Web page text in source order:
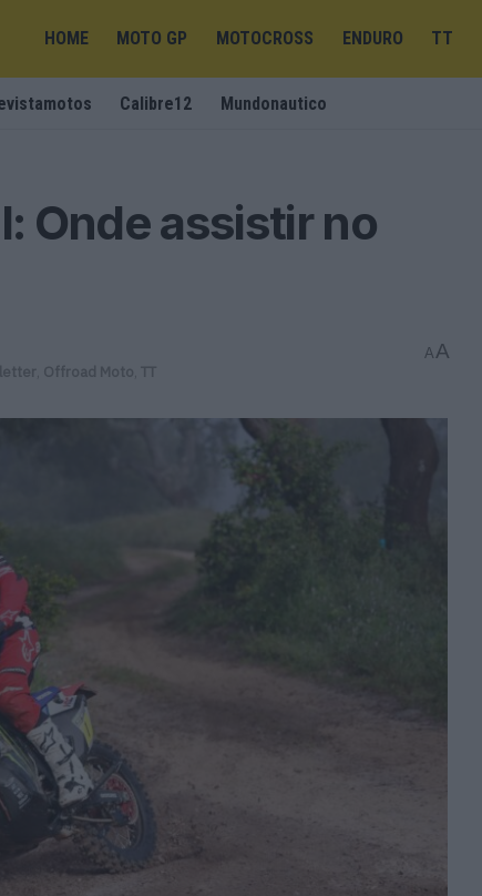
HOME MOTO GP MOTOCROSS ENDURO TT
Calibre12 Mundonautico
Onde assistir no
Offroad Moto TT
AA